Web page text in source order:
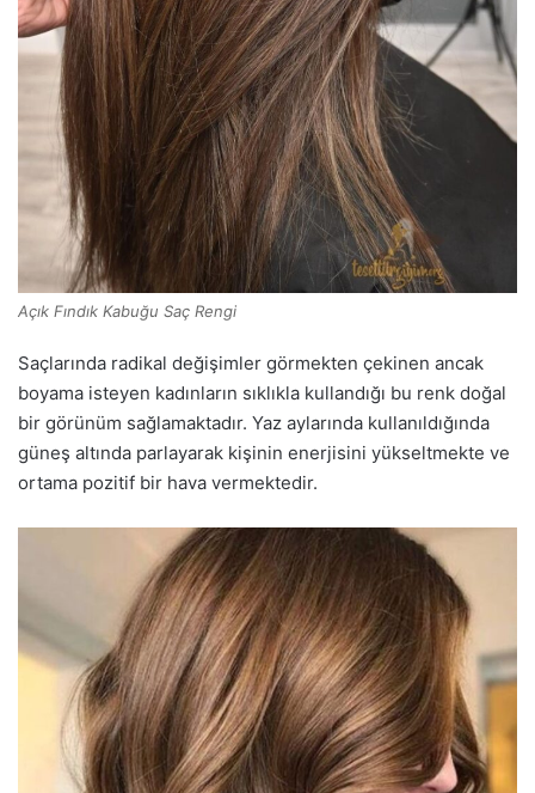
Açık Fındık Kabuğu Saç Rengi
Saçlarında radikal değişimler görmekten çekinen ancak
boyama isteyen kadınların sıklıkla kullandığı bu renk doğal
bir görünüm sağlamaktadır. Yaz aylarında kullanıldığında
güneş altında parlayarak kişinin enerjisini yükseltmekte ve
ortama pozitif bir hava vermektedir.